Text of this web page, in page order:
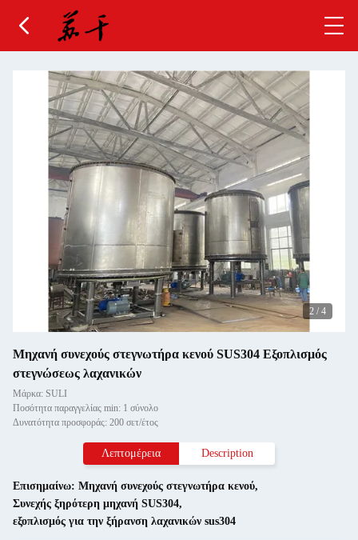
2 / 4
Μηχανή συνεχούς στεγνωτήρα κενού SUS304 Εξοπλισμός
στεγνώσεως λαχανικών
Μάρκα: SULI
Ποσότητα παραγγελίας min: 1 σύνολο
Δυνατότητα προσφοράς: 200 σετ/έτος
Λεπτομέρεια Description
Επισημαίνω: Μηχανή συνεχούς στεγνωτήρα κενού,
Συνεχής ξηρότερη μηχανή SUS304,
εξοπλισμός για την ξήρανση λαχανικών sus304